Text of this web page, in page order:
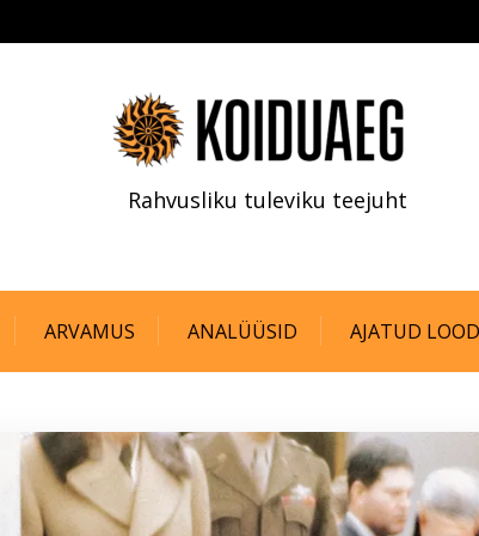
Rahvusliku tuleviku teejuht
ARVAMUS ANALÜÜSID AJATUD LOOD